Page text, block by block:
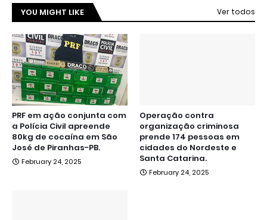
YOU MIGHT LIKE Ver todos
PRF em ação conjunta com
a Polícia Civil apreende
80kg de cocaína em São
José de Piranhas-PB.
February 24, 2025
Operação contra
organização criminosa
prende 174 pessoas em
cidades do Nordeste e
Santa Catarina.
February 24, 2025